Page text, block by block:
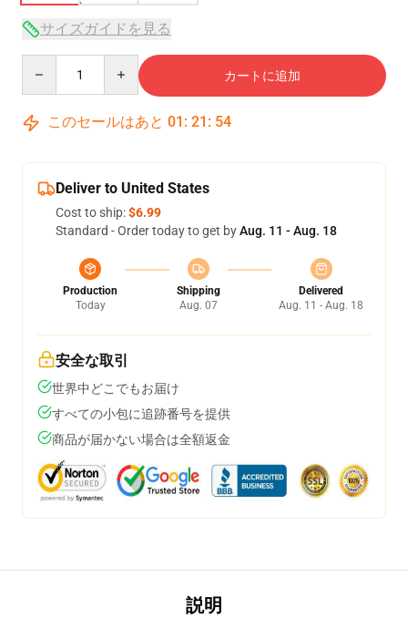
サイズガイドを見る
カートに追加
このセールはあと 01 : 21 : 53
Deliver to United States
Cost to ship:$6.99
Standard - Order today to get byAug. 11 - Aug. 18
Production
Today
Shipping
Aug. 07
Delivered
Aug. 11 - Aug. 18
安全な取引
世界中どこでもお届け
すべての小包に追跡番号を提供
商品が届かない場合は全額返金
説明